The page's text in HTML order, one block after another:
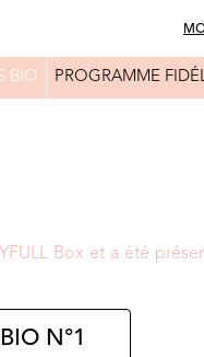
BIO PROGRAMME
Box et a été
N°1